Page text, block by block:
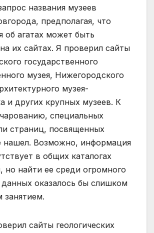
названия музеев
предполагая, что
об агатах может быть
их сайтах. Я проверил сайты
государственного
музея, Нижегородского
музея-
и других крупных музеев. К
специальных
страниц, посвященных
нашел. Возможно, информация
в общих каталогах
но найти ее среди огромного
данных оказалось бы слишком
занятием.
сайты геологических